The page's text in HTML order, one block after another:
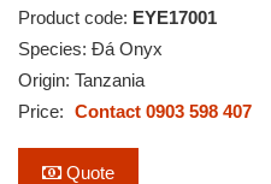
Product code: EYE17001
Species: Đá Onyx
Origin: Tanzania
Price: Contact 0903 598 407
Quote